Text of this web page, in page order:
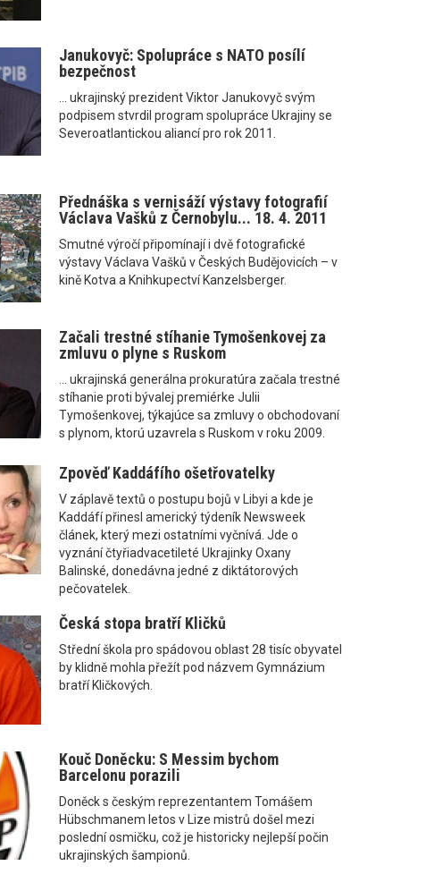
Janukovyč: Spolupráce s NATO posílí
bezpečnost
... ukrajinský prezident Viktor Janukovyč svým
podpisem stvrdil program spolupráce Ukrajiny se
Severoatlantickou aliancí pro rok 2011.
Přednáška s vernisáží výstavy fotografií
Václava Vašků z Černobylu... 18. 4. 2011
Smutné výročí připomínají i dvě fotografické
výstavy Václava Vašků v Českých Budějovicích – v
kině Kotva a Knihkupectví Kanzelsberger.
Začali trestné stíhanie Tymošenkovej za
zmluvu o plyne s Ruskom
... ukrajinská generálna prokuratúra začala trestné
stíhanie proti bývalej premiérke Julii
Tymošenkovej, týkajúce sa zmluvy o obchodovaní
s plynom, ktorú uzavrela s Ruskom v roku 2009.
Zpověď Kaddáfího ošetřovatelky
V záplavě textů o postupu bojů v Libyi a kde je
Kaddáfí přinesl americký týdeník Newsweek
článek, který mezi ostatními vyčnívá. Jde o
vyznání čtyřiadvacetileté Ukrajinky Oxany
Balinské, donedávna jedné z diktátorových
pečovatelek.
Česká stopa bratří Kličků
Střední škola pro spádovou oblast 28 tisíc obyvatel
by klidně mohla přežít pod názvem Gymnázium
bratří Kličkových.
Kouč Doněcku: S Messim bychom
Barcelonu porazili
Doněck s českým reprezentantem Tomášem
Hübschmanem letos v Lize mistrů došel mezi
poslední osmičku, což je historicky nejlepší počin
ukrajinských šampionů.